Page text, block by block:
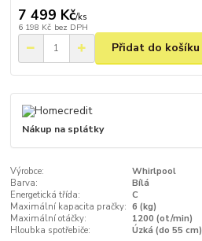
7 499 Kč/ks
6 198 Kč bez DPH
Přidat do košíku
Nákup na splátky
Výrobce:
Whirlpool
Barva:
Bílá
Energetická třída:
C
Maximální kapacita pračky: 6 (kg)
Maximální otáčky:
1200 (ot/min)
Hloubka spotřebiče:
Úzká (do 55 cm)